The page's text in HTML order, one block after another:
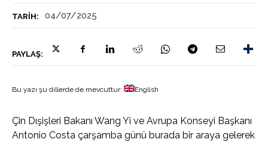
TARIH: 04/07/2025
PAYLAŞ:
Bu yazı şu dillerde de mevcuttur: English
Çin Dışişleri Bakanı Wang Yi ve Avrupa Konseyi Başkanı
Antonio Costa çarşamba günü burada bir araya gelerek